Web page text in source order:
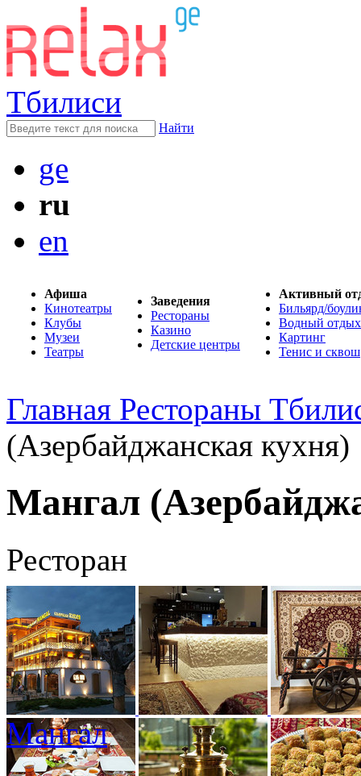
Тбилиси
Найти
ge
ru
en
Афиша
Кинотеатры
Клубы
Музеи
Театры
Заведения
Рестораны
Казино
Детские центры
Активный
Бильярд/
Водный отдых
Картинг
Тенис и сквош
Главная Рестораны
(Азербайджанская кухня)
Мангал
Ресторан
Мангал